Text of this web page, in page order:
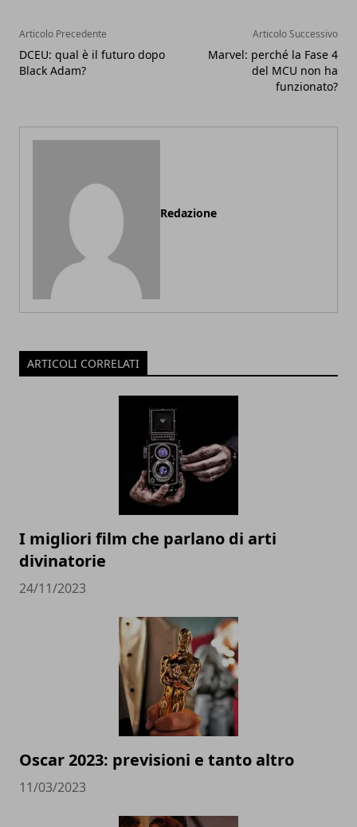
Articolo Precedente
DCEU: qual è il futuro dopo
Black Adam?
Articolo Successivo
Marvel: perché la Fase 4
del MCU non ha
funzionato?
Redazione
ARTICOLI CORRELATI
I migliori film che parlano di arti
divinatorie
24/11/2023
Oscar 2023: previsioni e tanto altro
11/03/2023